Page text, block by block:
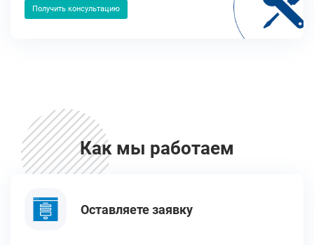
Получить консультацию
Как мы работаем
Оставляете заявку